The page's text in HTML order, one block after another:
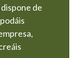
de